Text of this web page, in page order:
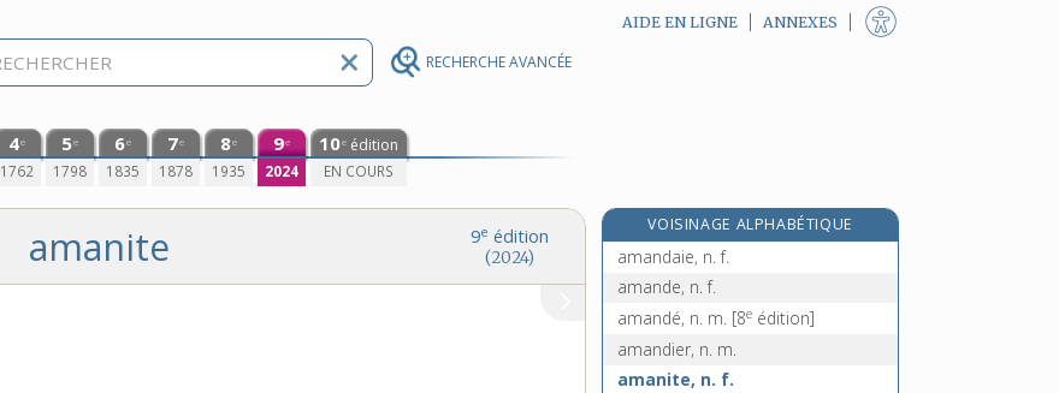
RECHERCHE AVANCÉE
AIDE EN LIGNE ANNEXES
4e
1762
5e
1798
6e
1835
7e
1878
8e
1935
9e
2024
10e édition
EN COURS
9e édition
(2024)
amanite VOISINAGE ALPHABÉTIQUE
aman, n. m.
amandaie, n. f.
amande, n. f.
amandé, n. m. [8e édition]
amandier, n. m.
amanite, n. f.